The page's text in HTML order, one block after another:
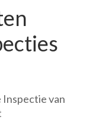
Inspectie van